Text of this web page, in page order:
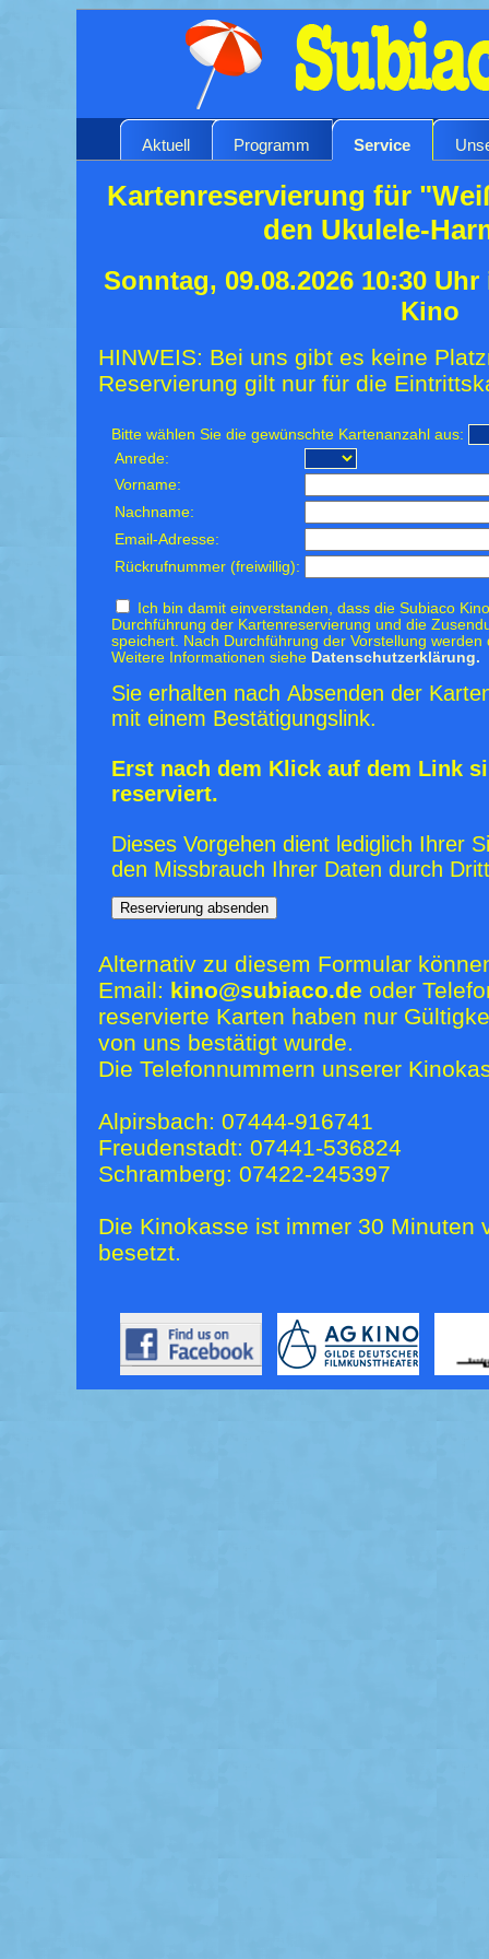
Aktuell Programm Service
Kartenreservierung für
den Ukulele-
Sonntag, 09.08.2026 10:30
Kino
HINWEIS: Bei uns gibt es keine
Reservierung gilt nur für die
Bitte wählen Sie die gewünschte Kartenanzahl aus:
Anrede:
Vorname:
Nachname:
Email-Adresse:
Rückrufnummer (freiwillig):
Ich bin damit einverstanden, dass die Subiaco
Durchführung der Kartenreservierung und die
speichert. Nach Durchführung der Vorstellung
Weitere Informationen siehe Datenschutzerklärung.
Sie erhalten nach Absenden der
mit einem Bestätigungslink.
Erst nach dem Klick auf dem Link
reserviert.
Dieses Vorgehen dient lediglich Ihrer
den Missbrauch Ihrer Daten durch
Alternativ zu diesem Formular
Email: kino@subiaco.de oder
reservierte Karten haben nur
von uns bestätigt wurde.
Die Telefonnummern unserer
Alpirsbach: 07444-916741
Freudenstadt: 07441-536824
Schramberg: 07422-245397
Die Kinokasse ist immer 30 Minuten
besetzt.